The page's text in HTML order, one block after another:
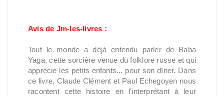
Avis de Jm-les-livres :
Tout le monde a déjà entendu parler de Baba
Yaga, cette sorcière venue du folklore russe et qui
apprécie les petits enfants... pour son dîner. Dans
ce livre, Claude Clément et Paul Echegoyen nous
racontent cette histoire en l'interprétant à leur